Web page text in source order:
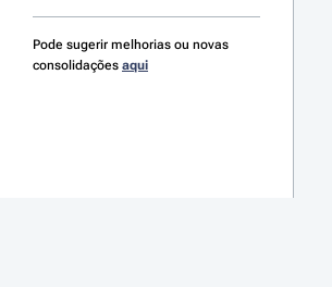
Pode sugerir melhorias ou novas
consolidações aqui